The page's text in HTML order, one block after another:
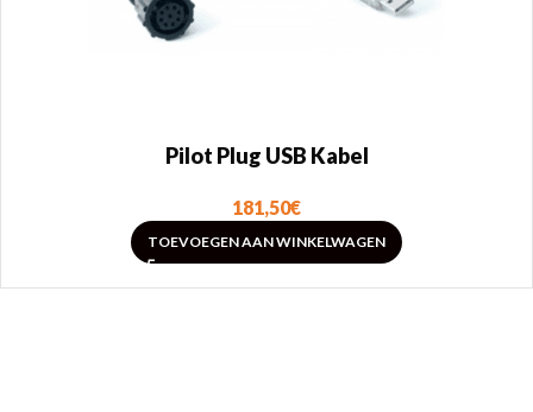
Pilot Plug USB Kabel
181,50€
TOEVOEGEN AAN WINKELWAGEN